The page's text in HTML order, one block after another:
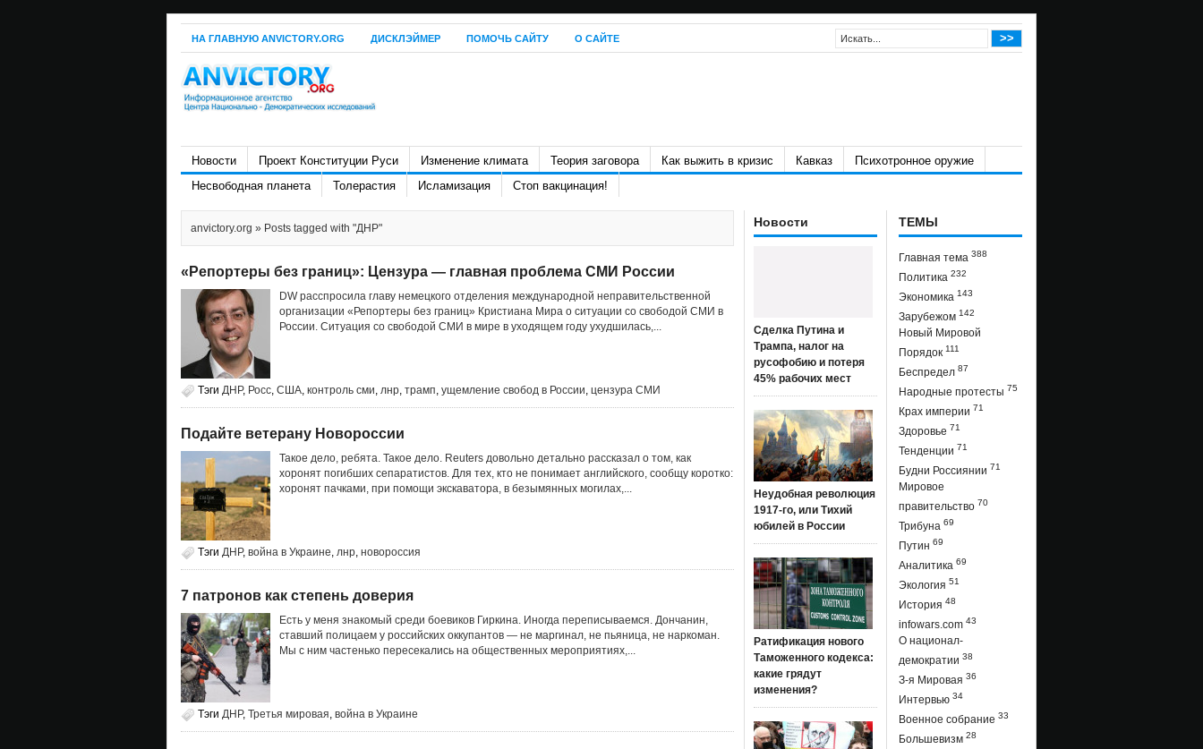
НА ГЛАВНУЮ ANVICTORY.ORG ДИСКЛЭЙМЕР ПОМОЧЬ САЙТУ О САЙТЕ
Новости Проект Конституции Руси Изменение климата Теория заговора Как выжить в кризис Кавказ
Психотронное оружие
Несвободная планета
Толерастия Исламизация Стоп вакцинация!
anvictory.org » Posts tagged with "ДНР"
«Репортеры без границ»: Цензура — главная проблема СМИ России
DW расспросила главу немецкого отделения международной неправительственной
организации «Репортеры без границ» Кристиана Мира о ситуации со свободой СМИ в
России. Ситуация со свободой СМИ в мире в уходящем году ухудшилась,...
Тэги ДНР, Росс, США, контроль сми, лнр, трамп, ущемление свобод в России, цензура СМИ
Подайте ветерану Новороссии
Такое дело, ребята. Такое дело. Reuters довольно детально рассказал о том, как
хоронят погибших сепаратистов. Для тех, кто не понимает английского, сообщу коротко:
хоронят пачками, при помощи экскаватора, в безымянных могилах,...
Тэги ДНР, война в Украине, лнр, новороссия
7 патронов как степень доверия
Есть у меня знакомый среди боевиков Гиркина. Иногда переписываемся. Дончанин,
ставший полицаем у российских оккупантов — не маргинал, не пьяница, не наркоман.
Мы с ним частенько пересекались на общественных мероприятиях,...
Тэги ДНР, Третья мировая, война в Украине
Новости
Сделка Путина и
Трампа, налог на
русофобию и потеря
45% рабочих мест
Неудобная революция
1917-го, или Тихий
юбилей в России
Ратификация нового
Таможенного кодекса:
какие грядут
изменения?
ТЕМЫ
Главная тема 388
Политика 232
Экономика 143
Зарубежом 142
Новый Мировой
Порядок 111
Беспредел 87
Народные протесты 75
Крах империи 71
Здоровье 71
Тенденции 71
Будни Россиянии 71
Мировое
правительство 70
Трибуна 69
Путин 69
Аналитика 69
Экология 51
История 48
infowars.com 43
О национал-
демократии 38
З-я Мировая 36
Интервью 34
Военное собрание 33
Большевизм 28